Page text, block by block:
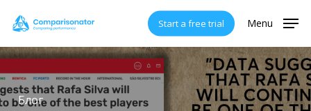
main
content
Start a free trial Menu
Блог